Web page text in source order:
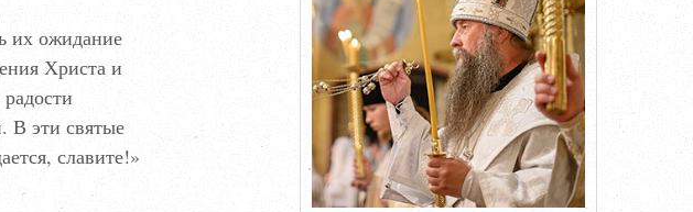
их ожидание
Христа и
В эти святые
славите!»